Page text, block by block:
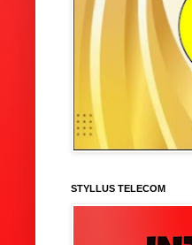
STYLLUS TELECOM